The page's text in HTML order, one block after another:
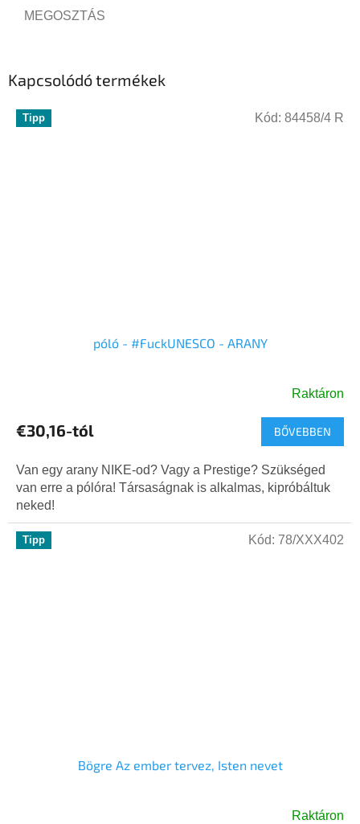
MEGOSZTÁS
Kapcsolódó termékek
Tipp
póló - #FuckUNESCO - ARANY
Raktáron
€30,16-tól BŐVEBBEN
Van egy arany NIKE-od? Vagy a Prestige? Szükséged
van erre a pólóra! Társaságnak is alkalmas, kipróbáltuk
neked!
Kód: 84458/4 R
Tipp
Bögre Az ember tervez, Isten nevet
Raktáron
Kód: 78/XXX402